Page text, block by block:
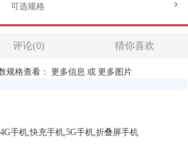
可选规格
评论(0) 猜你喜欢
规格查看： 更多信息 或 更多图片
手机,快充手机,5G手机,折叠屏手机